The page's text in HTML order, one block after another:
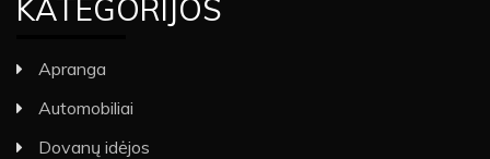
KATEGORIJOS
Apranga
Automobiliai
Dovanų idėjos